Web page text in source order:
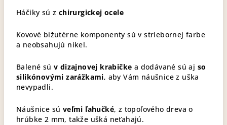
Háčiky sú z chirurgickej ocele
Kovové bižutérne komponenty sú v striebornej farbe
a neobsahujú nikel.
Balené sú v dizajnovej krabičke a dodávané sú aj so
silikónovými zarážkami, aby Vám náušnice z uška
nevypadli.
Náušnice sú veľmi ľahučké, z topoľového dreva o
hrúbke 2 mm, takže ušká neťahajú.